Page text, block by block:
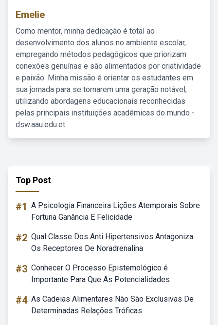
Emelie
Como mentor, minha dedicação é total ao
desenvolvimento dos alunos no ambiente escolar,
empregando métodos pedagógicos que priorizam
conexões genuínas e são alimentados por criatividade
e paixão. Minha missão é orientar os estudantes em
sua jornada para se tornarem uma geração notável,
utilizando abordagens educacionais reconhecidas
pelas principais instituições acadêmicas do mundo -
dsw.aau.edu.et.
Top Post
#1 A Psicologia Financeira Lições Atemporais Sobre
Fortuna Ganância E Felicidade
#2 Qual Classe Dos Anti Hipertensivos Antagoniza
Os Receptores De Noradrenalina
#3 Conhecer O Processo Epistemológico é
Importante Para Que As Potencialidades
#4 As Cadeias Alimentares Não São Exclusivas De
Determinadas Relações Tróficas